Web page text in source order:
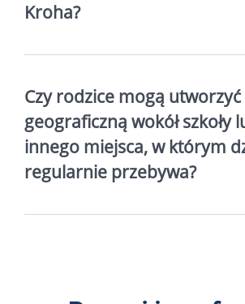
Kroha?
Czy rodzice mogą
geograficzną wokół szkoły
innego miejsca, w którym
regularnie przebywa?